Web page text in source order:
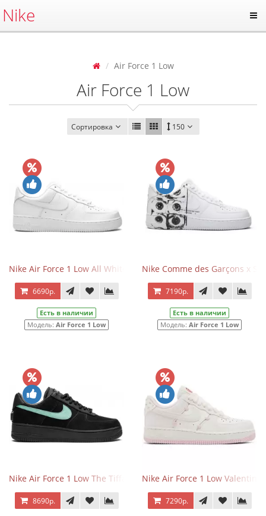
Nike
Air Force 1 Low
Air Force 1 Low
Сортировка 150
Nike Air Force 1 Low All White
6690р.
Есть в наличии
Модель: Air Force 1 Low
Nike Comme des Garçons x
7190р.
Есть в наличии
Модель: Air Force 1 Low
Nike Air Force 1 Low The Tiffany and Co Black
8690р.
Nike Air Force 1 Low
7290р.